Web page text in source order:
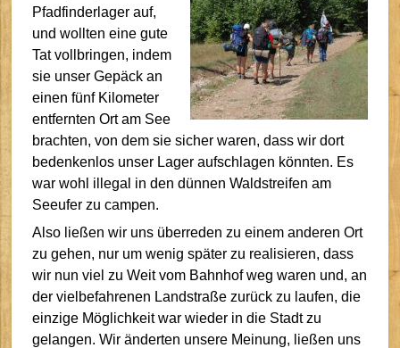
Pfadfinderlager auf,
und wollten eine gute
Tat vollbringen, indem
sie unser Gepäck an
einen fünf Kilometer
entfernten Ort am See
brachten, von dem sie sicher waren, dass wir dort
bedenkenlos unser Lager aufschlagen könnten. Es
war wohl illegal in den dünnen Waldstreifen am
Seeufer zu campen.
Also ließen wir uns überreden zu einem anderen Ort
zu gehen, nur um wenig später zu realisieren, dass
wir nun viel zu Weit vom Bahnhof weg waren und, an
der vielbefahrenen Landstraße zurück zu laufen, die
einzige Möglichkeit war wieder in die Stadt zu
gelangen. Wir änderten unsere Meinung, ließen uns